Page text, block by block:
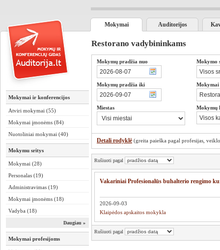
Mokymai Auditorijos
Mokymai ir konferencijos
Atviri mokymai (55)
Mokymai įmonėms (84)
Nuotoliniai mokymai (40)
Mokymu sritys
Mokymai (28)
Personalas (19)
Administravimas (19)
Mokymai įmonėms (18)
Vadyba (18)
Daugiau »
Mokymai profesijoms
Restorano vadybininkams
Mokymų pradžia nuo
Mokymų pradžia iki
Miestas
Mokymo
Mokymų
Detali rodyklė (greita paieška pagal profesijas,
Rušiuoti pagal
Vakariniai Profesionalūs buhalterio rengimo
2026-09-03
Klaipėdos apskaitos mokykla
Rušiuoti pagal